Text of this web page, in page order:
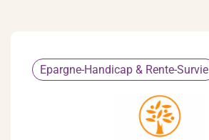
Epargne-Handicap & Rente-Survie